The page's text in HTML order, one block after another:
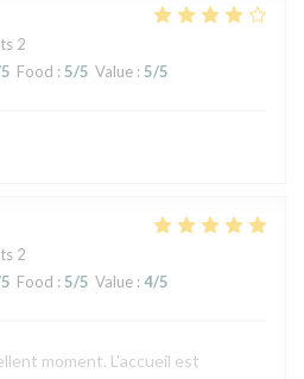
2
Food : 5/5 Value : 5/5
2
Food : 5/5 Value : 4/5
moment. L'accueil est